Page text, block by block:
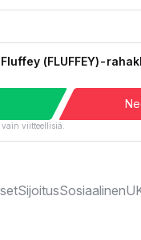
(FLUFFEY)-
viitteellisiä.
SijoitusSosiaalinen